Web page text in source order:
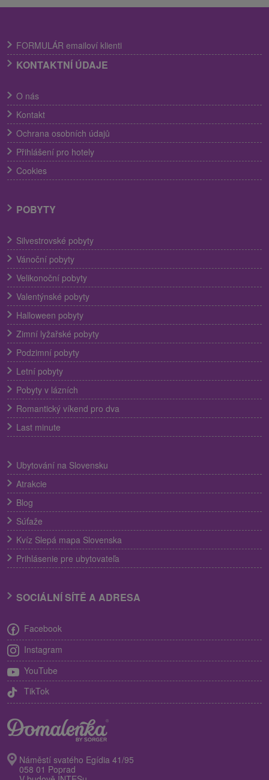
FORMULÁR emailoví klienti
KONTAKTNÍ ÚDAJE
O nás
Kontakt
Ochrana osobních údajů
Přihlášení pro hotely
Cookies
POBYTY
Silvestrovské pobyty
Vánoční pobyty
Velikonoční pobyty
Valentýnské pobyty
Halloween pobyty
Zimní lyžařské pobyty
Podzimní pobyty
Letní pobyty
Pobyty v lázních
Romantický víkend pro dva
Last minute
Ubytování na Slovensku
Atrakcie
Blog
Súťaže
Kvíz Slepá mapa Slovenska
Prihlásenie pre ubytovateľa
SOCIÁLNÍ SÍTĚ A ADRESA
Facebook
Instagram
YouTube
TikTok
Náměstí svatého Egídia 41/95
058 01 Poprad